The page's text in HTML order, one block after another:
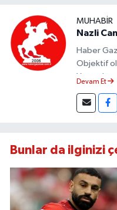
MUHABIR
Nazli Can
Haber
Objektif
Devam Et
Bunlar da ilginizi